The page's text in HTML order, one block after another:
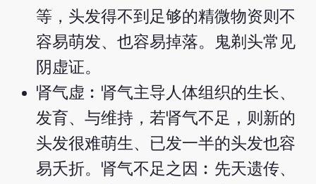
等，头发得不到足够的精微物资则不
容易萌发、也容易掉落。鬼剃头常见
阴虚证。
肾气虚︰肾气主导人体组织的生长、
发育、与维持，若肾气不足，则新的
头发很难萌生、已发一半的头发也容
易夭折。肾气不足之因︰先天遗传、